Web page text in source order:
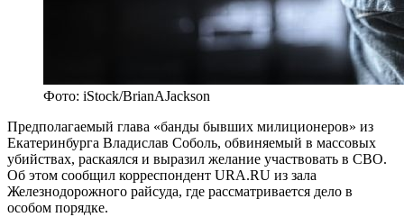
Фото: iStock/BrianAJackson
Предполагаемый глава «банды бывших милиционеров» из
Екатеринбурга Владислав Соболь, обвиняемый в массовых
убийствах, раскаялся и выразил желание участвовать в СВО.
Об этом сообщил корреспондент URA.RU из зала
Железнодорожного райсуда, где рассматривается дело в
особом порядке.